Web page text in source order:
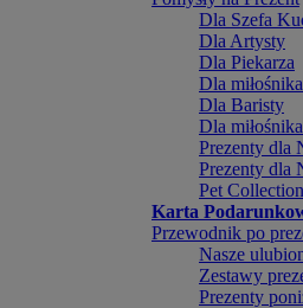
Dla Szefa
Dla Artysty
Dla Piekarza
Dla
Dla Baristy
Dla
Prezenty dla
Prezenty dla
Pet Collection
Karta
Przewodnik po
Nasze
Zestawy
Prezenty